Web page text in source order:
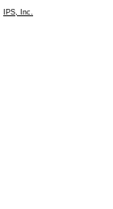
IPS, Inc.